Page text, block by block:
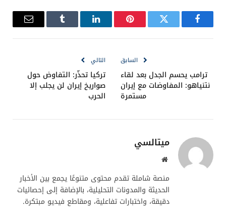
سلطنة عمان
بينتيريستلينكدإن
السابق التالي
ميتالسي
موقع
الويب
منصة شاملة تقدم محتوى متنوعًا يجمع بين الأخبار